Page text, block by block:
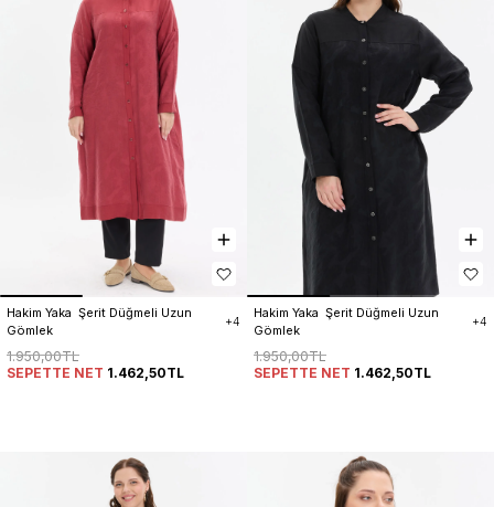
Hakim Yaka  Şerit Düğmeli Uzun
Gömlek
+4
1.950,00TL
SEPETTE NET 1.462,50TL
Hakim Yaka  Şerit Düğmeli Uzun
Gömlek
+4
1.950,00TL
SEPETTE NET 1.462,50TL